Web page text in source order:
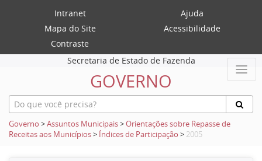
Intranet
Ajuda
Mapa do Site
Acessibilidade
Contraste
Secretaria de Estado de Fazenda
GOVERNO
Governo >Assuntos Municipais>Orientações sobre Repasse de
Receitas aos Municípios> Índices de Participação > 2005